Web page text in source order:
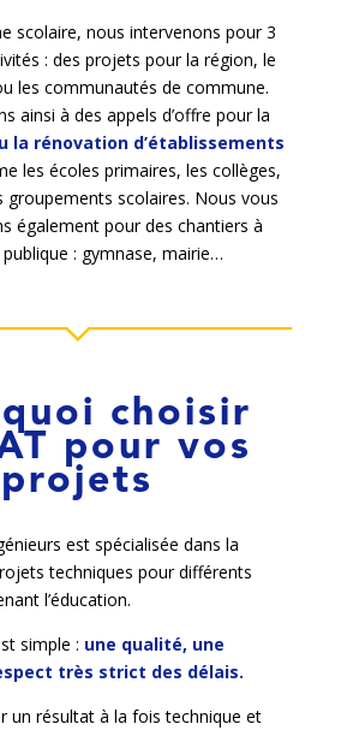
scolaire, nous intervenons pour 3
: des projets pour la région, le
les communautés de commune.
ainsi à des appels d’offre pour la
la rénovation d’établissements
les écoles primaires, les collèges,
groupements scolaires. Nous vous
également pour des chantiers à
: gymnase, mairie…
choisir
pour vos
projets
est spécialisée dans la
techniques pour différents
l’éducation.
simple : une qualité, une
très strict des délais.
un résultat à la fois technique et